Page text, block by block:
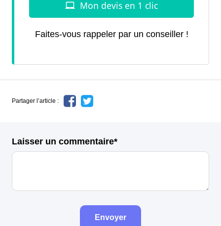
Faites-vous rappeler par un conseiller !
Partager l’article :
Laisser un commentaire*
Envoyer